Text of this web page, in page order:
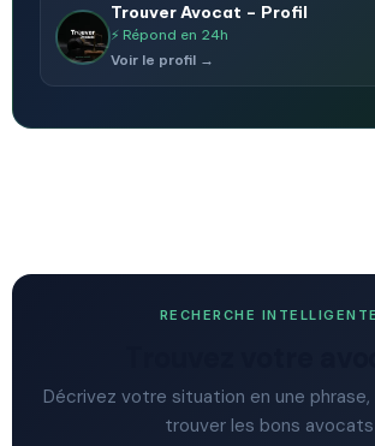
Trouver Avocat – Profil
⚡ Répond en 24h
Voir le profil →
RECHERCHE INTELLIGENTE
Décrivez votre situation en une phrase,
trouver les bons avocats